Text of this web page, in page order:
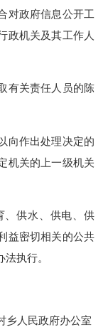
对政府信息公开工
政机关及其工作人
关责任人员的陈
作出处理决定的
机关的上一级机关
供水、供电、供
益密切相关的公共
执行。
乡人民政府办公室